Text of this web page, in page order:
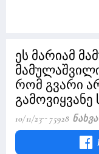
ეს მარიამ
რომ გვარი
10/11/23 75928 Ნახვა